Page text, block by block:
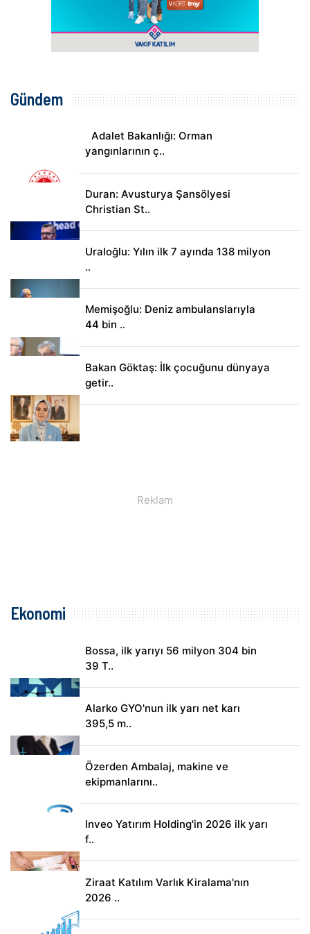
Gündem
Adalet Bakanlığı: Orman
yangınlarının ç..
Duran: Avusturya Şansölyesi
Christian St..
Uraloğlu: Yılın ilk 7 ayında 138 milyon
..
Memişoğlu: Deniz ambulanslarıyla
44 bin ..
Bakan Göktaş: İlk çocuğunu dünyaya
getir..
Ekonomi
Bossa, ilk yarıyı 56 milyon 304 bin
39 T..
Alarko GYO'nun ilk yarı net karı
395,5 m..
Özerden Ambalaj, makine ve
ekipmanlarını..
Inveo Yatırım Holding'in 2026 ilk yarı
f..
Ziraat Katılım Varlık Kiralama'nın
2026 ..